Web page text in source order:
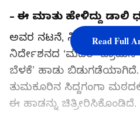
- ಈ ಮಾತು ಹೇಳಿದ್ದು
ಅವರ ನಟನೆ, ನಿರ್ಮಾಣದ,
ನಿರ್ದೇಶನದ ‘ಮದರ್‌ ಪ್ರಾಮಿಸ್‌’
ಬೆಳಕೆ’ ಹಾಡು ಬಿಡುಗಡೆಯಾಗಿದೆ.
ತುಮಕೂರಿನ ಸಿದ್ದಗಂಗಾ
ಈ ಹಾಡನ್ನು ಚಿತ್ರೀರಿಸಿಕೊಂಡಿದೆ.
Read Full